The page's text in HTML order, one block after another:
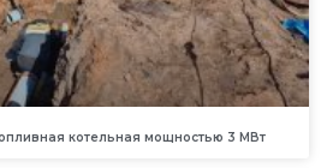
котельная мощностью 3 МВт